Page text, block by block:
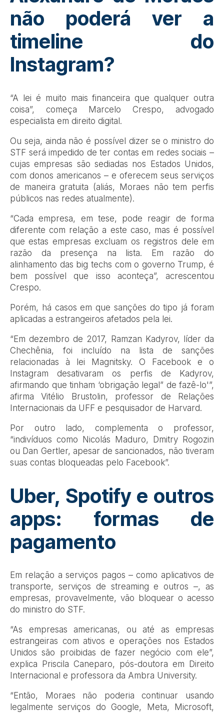
não poderá ver a
timeline do
Instagram?
“A lei é muito mais financeira que qualquer outra
coisa”, começa Marcelo Crespo, advogado
especialista em direito digital.
Ou seja, ainda não é possível dizer se o ministro do
STF será impedido de ter contas em redes sociais –
cujas empresas são sediadas nos Estados Unidos,
com donos americanos – e oferecem seus serviços
de maneira gratuita (aliás, Moraes não tem perfis
públicos nas redes atualmente).
“Cada empresa, em tese, pode reagir de forma
diferente com relação a este caso, mas é possível
que estas empresas excluam os registros dele em
razão da presença na lista. Em razão do
alinhamento das big techs com o governo Trump, é
bem possível que isso aconteça”, acrescentou
Crespo.
Porém, há casos em que sanções do tipo já foram
aplicadas a estrangeiros afetados pela lei.
“Em dezembro de 2017, Ramzan Kadyrov, líder da
Chechênia, foi incluído na lista de sanções
relacionadas à lei Magnitsky. O Facebook e o
Instagram desativaram os perfis de Kadyrov,
afirmando que tinham ‘obrigação legal” de fazê-lo'”,
afirma Vitélio Brustolin, professor de Relações
Internacionais da UFF e pesquisador de Harvard.
Por outro lado, complementa o professor,
“indivíduos como Nicolás Maduro, Dmitry Rogozin
ou Dan Gertler, apesar de sancionados, não tiveram
suas contas bloqueadas pelo Facebook”.
Uber, Spotify e outros
apps: formas de
pagamento
Em relação a serviços pagos – como aplicativos de
transporte, serviços de streaming e outros –, as
empresas, provavelmente, vão bloquear o acesso
do ministro do STF.
“As empresas americanas, ou até as empresas
estrangeiras com ativos e operações nos Estados
Unidos são proibidas de fazer negócio com ele”,
explica Priscila Caneparo, pós-doutora em Direito
Internacional e professora da Ambra University.
“Então, Moraes não poderia continuar usando
legalmente serviços do Google, Meta, Microsoft,